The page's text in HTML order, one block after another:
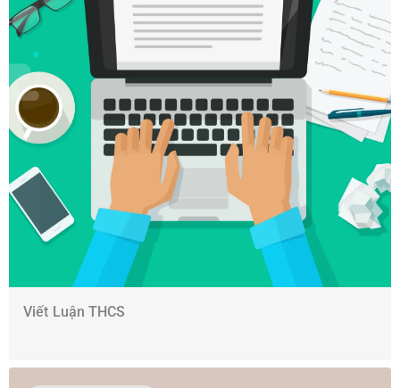
Viết Luận THCS